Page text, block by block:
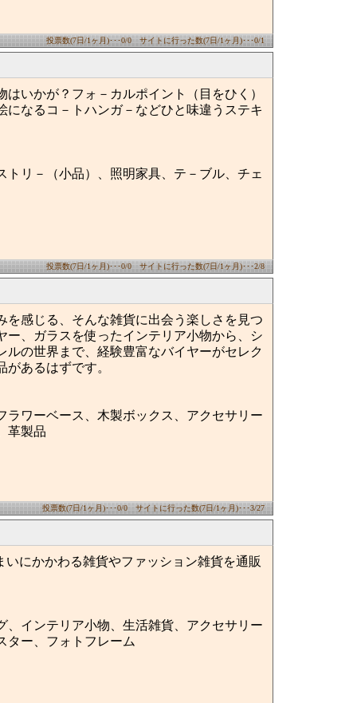
投票数(7日/1ヶ月)･･･0/0 サイトに行った数(7日/1ヶ月)･･･0/1
いかが？フォ－カルポイント（目をひく）
なるコ－トハンガ－などひと味違うステキ
リ－（小品）、照明家具、テ－ブル、チェ
投票数(7日/1ヶ月)･･･0/0 サイトに行った数(7日/1ヶ月)･･･2/8
感じる、そんな雑貨に出会う楽しさを見つ
、ガラスを使ったインテリア小物から、シ
の世界まで、経験豊富なバイヤーがセレク
があるはずです。
ラワーベース、木製ボックス、アクセサリー
革製品
投票数(7日/1ヶ月)･･･0/0 サイトに行った数(7日/1ヶ月)･･･3/27
にかかわる雑貨やファッション雑貨を通販
インテリア小物、生活雑貨、アクセサリー
ター、フォトフレーム